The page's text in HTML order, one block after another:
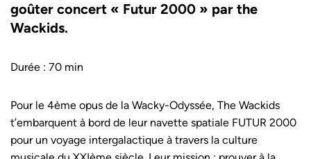
goûter concert « Futur 2000 » par the
Wackids.
Durée : 70 min
Pour le 4ème opus de la Wacky-Odyssée, The Wackids
t’embarquent à bord de leur navette spatiale FUTUR 2000
pour un voyage intergalactique à travers la culture